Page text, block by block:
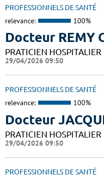
PROFESSIONNELS DE SANTÉ
relevance: 100%
Docteur REMY
PRATICIEN HOSPITALIER
29/04/2026 09:50
PROFESSIONNELS DE SANTÉ
relevance: 100%
Docteur
PRATICIEN HOSPITALIER
29/04/2026 09:50
PROFESSIONNELS DE SANTÉ